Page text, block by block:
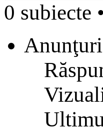
0 subiecte •
Anunţuri